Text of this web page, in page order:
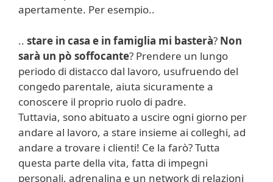
apertamente. Per esempio..
.. stare in casa e in famiglia mi basterà? Non
sarà un pò soffocante? Prendere un lungo
periodo di distacco dal lavoro, usufruendo del
congedo parentale, aiuta sicuramente a
conoscere il proprio ruolo di padre.
Tuttavia, sono abituato a uscire ogni giorno per
andare al lavoro, a stare insieme ai colleghi, ad
andare a trovare i clienti! Ce la farò? Tutta
questa parte della vita, fatta di impegni
personali, adrenalina e un network di relazioni